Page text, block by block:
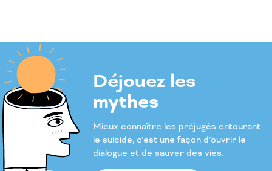
Déjouez les
mythes
Mieux connaître les préjugés entourant
le suicide, c’est une façon d’ouvrir le
dialogue et de sauver des vies.